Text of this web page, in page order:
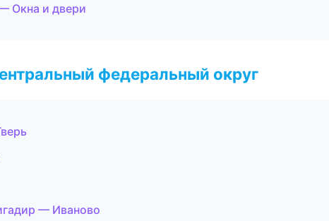
Окна и двери
федеральный округ
— Иваново